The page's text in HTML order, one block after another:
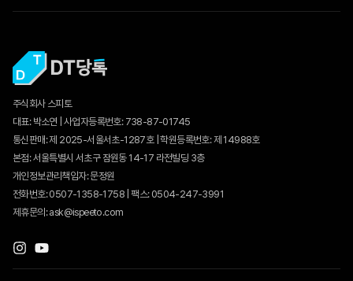
주식회사 스피토
대표: 박소연 | 사업자등록번호: 738-87-01745
통신판매:제 2025-서울서초-1287호| 학원등록번호: 제 14988호
본점: 서울특별시 서초구 잠원동 14-17 라전빌딩 3층
개인정보관리책임자: 문정원
전화번호: 0507-1358-1758 | 팩스: 0504-247-3991
제휴문의: ask@ispeeto.com